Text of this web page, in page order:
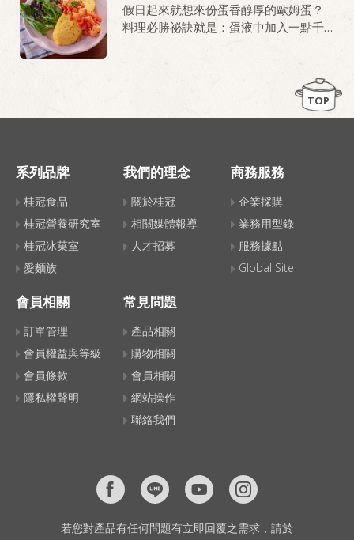
假日起來就想來份蛋香醇厚的歐姆蛋？
料理必勝祕訣就是：蛋液中加入一點千
TOP
系列品牌
桂冠食品
桂冠營養研究室
桂冠冰菓室
愛麵族
我們的理念
關於桂冠
相關媒體報導
人才招募
商務服務
企業採購
業務用型錄
服務據點
Global Site
會員相關
訂單管理
會員權益與等級
會員條款
隱私權聲明
常見問題
產品相關
購物相關
會員相關
網站操作
聯絡我們
若您對產品有任何問題有立即回覆之需求，請於